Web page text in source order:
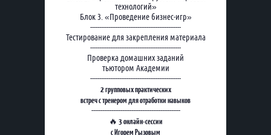
технологий»
Блок 3. «Проведение бизнес-игр»
--------------------------------------------------
Тестирование для закрепления материала
--------------------------------------------------
Проверка домашних заданий
тьютором Академии
--------------------------------------------------
2 групповых практических
встреч с тренером для отработки навыков
-------------------------------------------------
🔥 3 онлайн-сессии
с Игорем Рызовым